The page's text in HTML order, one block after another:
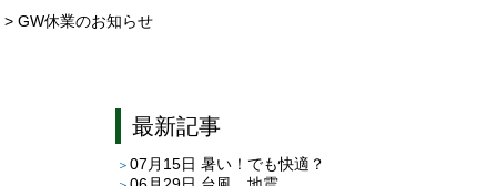
> GW休業のお知らせ
最新記事
07月15日 暑い！でも快適？